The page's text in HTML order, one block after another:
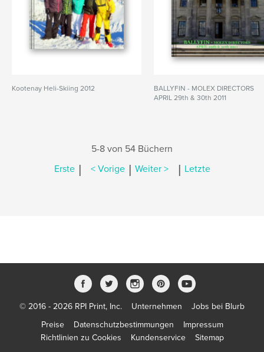
Kootenay Heli-Skiing 2012
BALLYFIN - MOLEX DIRECTORS
APRIL 29th & 30th 2011
5-8 von 54 Büchern
Erste | < Vorige | Weiter > | Letzte
© 2016 - 2026 RPI Print, Inc. Unternehmen
Jobs bei Blurb
Preise
Datenschutzbestimmungen
Impressum
Richtlinien zu Cookies
Kundenservice Sitemap